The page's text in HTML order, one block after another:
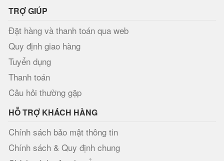
TRỢ GIÚP
Đặt hàng và thanh toán qua web
Quy định giao hàng
Tuyển dụng
Thanh toán
Câu hỏi thường gặp
HỖ TRỢ KHÁCH HÀNG
Chính sách bảo mật thông tin
Chính sách & Quy định chung